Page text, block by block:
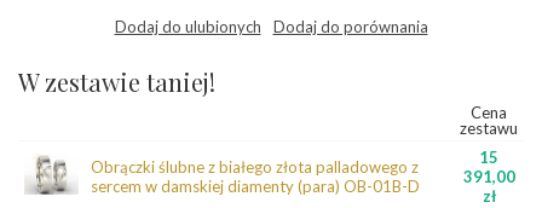
Dodaj do ulubionych Dodaj do porównania
W zestawie taniej!
Cena
zestawu
Obrączki ślubne z białego złota palladowego z
sercem w damskiej diamenty (para) OB-01B-D
15
391,00
zł